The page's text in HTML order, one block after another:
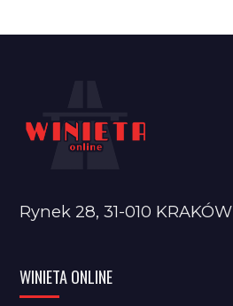
Rynek 28, 31-010 KRAKÓW
WINIETA ONLINE